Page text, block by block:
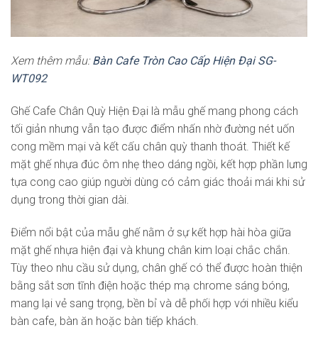
Xem thêm mẫu: Bàn Cafe Tròn Cao Cấp Hiện Đại SG-
WT092
Ghế Cafe Chân Quỳ Hiện Đại là mẫu ghế mang phong cách
tối giản nhưng vẫn tạo được điểm nhấn nhờ đường nét uốn
cong mềm mại và kết cấu chân quỳ thanh thoát. Thiết kế
mặt ghế nhựa đúc ôm nhẹ theo dáng ngồi, kết hợp phần lưng
tựa cong cao giúp người dùng có cảm giác thoải mái khi sử
dụng trong thời gian dài.
Điểm nổi bật của mẫu ghế nằm ở sự kết hợp hài hòa giữa
mặt ghế nhựa hiện đại và khung chân kim loại chắc chắn.
Tùy theo nhu cầu sử dụng, chân ghế có thể được hoàn thiện
bằng sắt sơn tĩnh điện hoặc thép mạ chrome sáng bóng,
mang lại vẻ sang trọng, bền bỉ và dễ phối hợp với nhiều kiểu
bàn cafe, bàn ăn hoặc bàn tiếp khách.